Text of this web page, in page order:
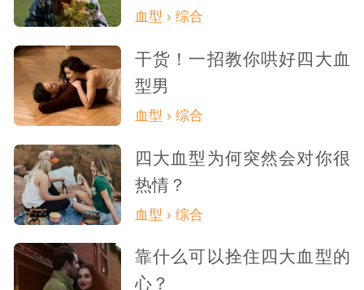
被忽视和不被重视。因此，AB血型人在微信
聊天时，需要学会管理自己的信息接收和处
理能力。他们可以尝试在聊天时保持专注和
源。
血型 › 综合
干货！一招教你哄好四大血
型男
血型 › 综合
四大血型为何突然会对你很
热情？
血型 › 综合
靠什么可以拴住四大血型的
心？